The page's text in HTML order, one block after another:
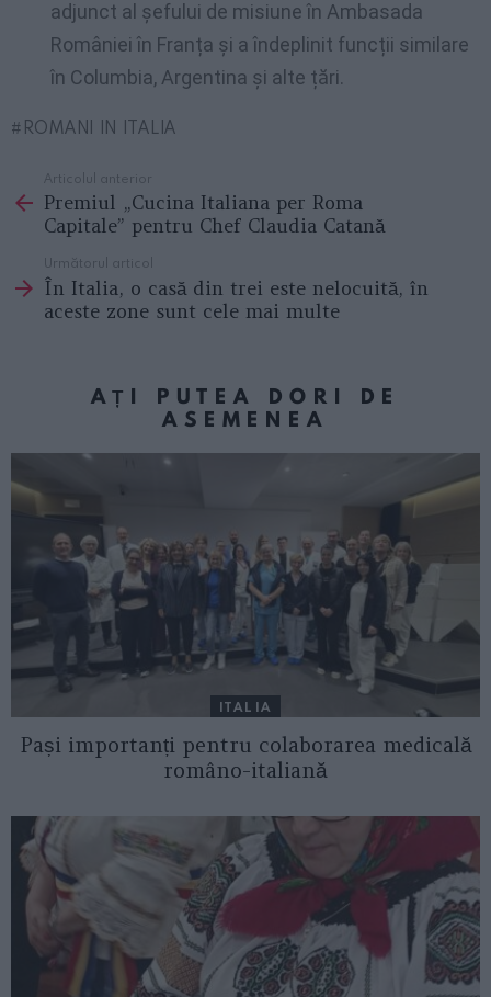
adjunct al șefului de misiune în Ambasada
României în Franța și a îndeplinit funcții similare
în Columbia, Argentina și alte țări.
ROMANI IN ITALIA
more
Articolul anterior
Premiul „Cucina Italiana per Roma
Capitale” pentru Chef Claudia Catană
Următorul articol
În Italia, o casă din trei este nelocuită, în
aceste zone sunt cele mai multe
AȚI PUTEA DORI DE
ASEMENEA
ITALIA
Pași importanți pentru colaborarea medicală
româno-italiană